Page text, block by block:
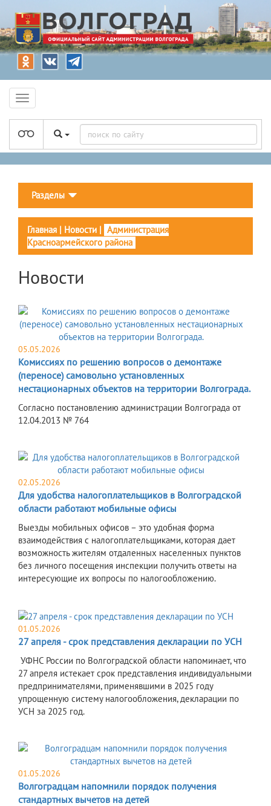
Разделы
Главная | Новости | Администрация
Красноармейского района
Новости
05.05.2026
Комиссиях по решению вопросов о демонтаже
(переносе) самовольно установленных
нестационарных объектов на территории Волгограда.
Согласно постановлению администрации Волгограда от
12.04.2013 № 764
02.05.2026
Для удобства налогоплательщиков в Волгоградской
области работают мобильные офисы
Выезды мобильных офисов – это удобная форма
взаимодействия с налогоплательщиками, которая дает
возможность жителям отдаленных населенных пунктов
без личного посещения инспекции получить ответы на
интересующие их вопросы по налогообложению.
01.05.2026
27 апреля - срок представления декларации по УСН
УФНС России по Волгоградской области напоминает, что
27 апреля истекает срок представления индивидуальными
предпринимателями, применявшими в 2025 году
упрощенную систему налогообложения, декларации по
УСН за 2025 год.
01.05.2026
Волгоградцам напомнили порядок получения
стандартных вычетов на детей